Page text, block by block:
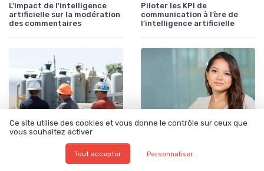
L'impact de l'intelligence
artificielle sur la modération
des commentaires
Piloter les KPI de
communication à l’ère de
l’intelligence artificielle
Ce site utilise des cookies et vous donne le contrôle sur ceux que
vous souhaitez activer
Tout accepter Personnaliser